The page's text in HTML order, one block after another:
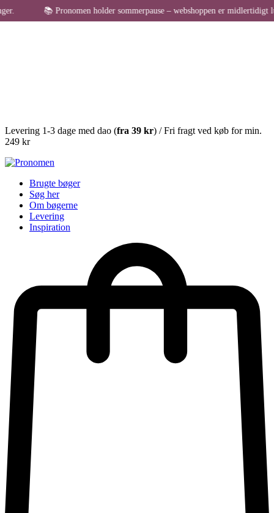
Levering 1-3 dage med dao (fra 39 kr) / Fri fragt ved køb for min.
249 kr
Brugte bøger
Søg her
Om bøgerne
Levering
Inspiration
📚 Pronomen holder sommerpause – webshoppen er midlertidigt lukket for